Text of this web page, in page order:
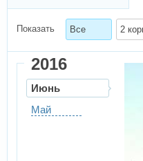
Показать Все 2
2016
Июнь
Май